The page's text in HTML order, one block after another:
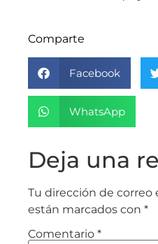
Comparte
Facebook
WhatsApp
Deja una
Tu dirección de correo
están marcados con *
Comentario *